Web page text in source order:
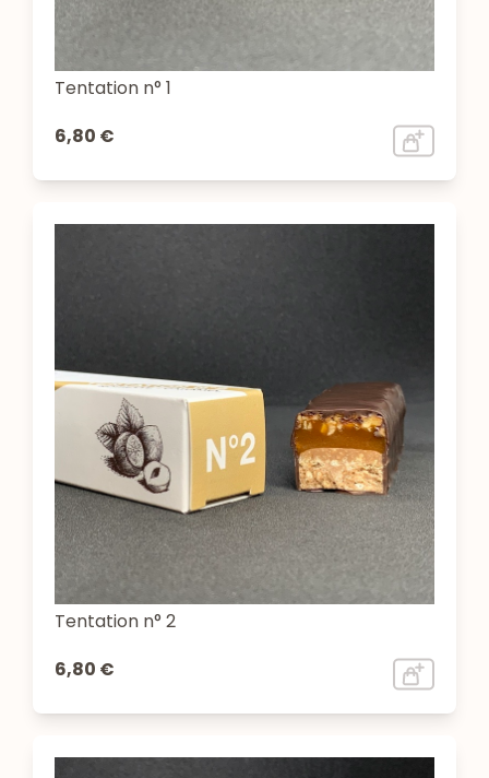
Tentation n° 1
6,80 €
Tentation n° 2
6,80 €